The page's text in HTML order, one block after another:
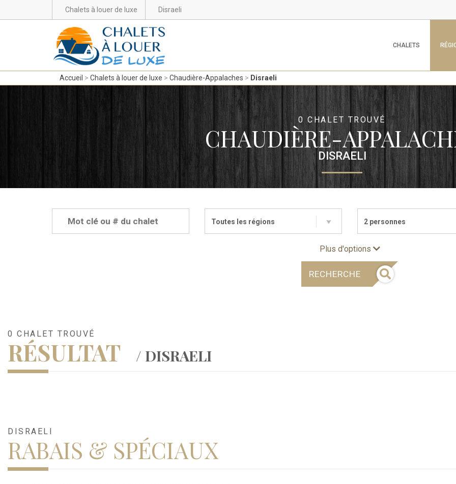
Chalets à louer de luxe Disraeli
CHALETS
Accueil Chalets à louer de luxe Chaudière-Appalaches Disraeli
0 CHALET TROUVÉ
CHAUDIÈRE-
DISRAELI
Toutes les régions 2 personnes
Plus d'options
RECHERCHE
0 CHALET TROUVÉ
RÉSULTAT / DISRAELI
DISRAELI
RABAIS & SPÉCIAUX